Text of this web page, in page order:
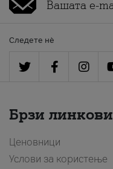
Следете нè
Брзи линкови
Ценовници
Услови за користење